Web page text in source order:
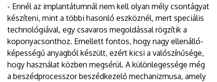
- Ennél az implantátumnál nem kell olyan mély csontágyat
készíteni, mint a többi hasonló eszköznél, mert speciális
technológiával, egy csavaros megoldással rögzítik a
koponyacsonthoz. Emellett fontos, hogy nagy ellenálló-
képességű anyagból készült, ezért kicsi a valószínűsége,
hogy használat közben megsérül. A különlegessége még
a beszédprocesszor beszédkezelő mechanizmusa, amely